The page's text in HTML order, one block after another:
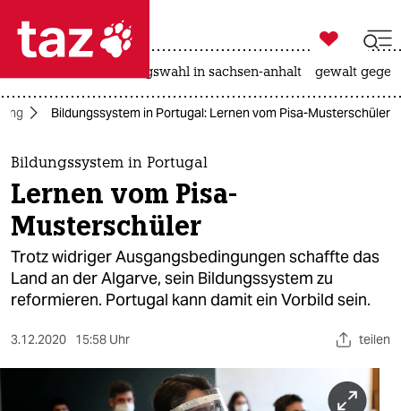
 taz zahl ich
taz zahl ich
themen
politik
öko
gesellschaft
sport
berlin

taz zahl ich
landtagswahl in sachsen-anhalt gewalt
Bildungssystem in Portugal: Lernen vom Pisa-Musterschüler
Bildungssystem in Portugal
Lernen vom Pisa-
Musterschüler
Trotz widriger Ausgangsbedingungen schaffte das
Land an der Algarve, sein Bildungssystem zu
reformieren. Portugal kann damit ein Vorbild sein.
3.12.2020 15:58 Uhr teilen